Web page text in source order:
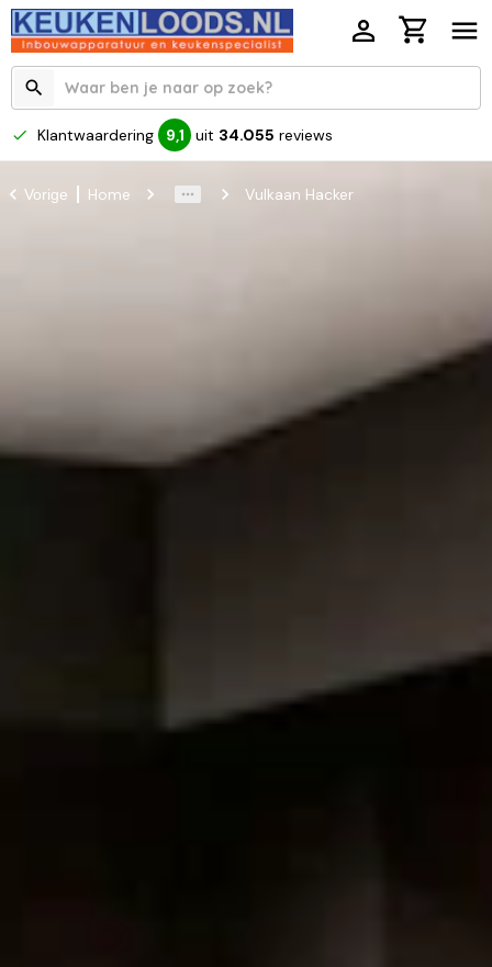
Klantwaardering 9,1 uit 34.055 reviews
Vorige Home Vulkaan Hacker